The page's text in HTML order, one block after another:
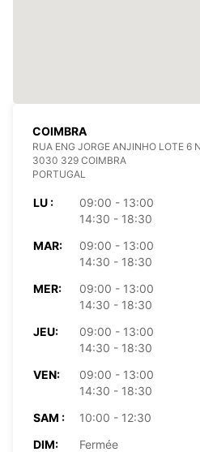
COIMBRA
RUA ENG JORGE ANJINHO LOTE 6
3030 329 COIMBRA
PORTUGAL
LU :
09:00 - 13:00
14:30 - 18:30
MAR:
09:00 - 13:00
14:30 - 18:30
MER:
09:00 - 13:00
14:30 - 18:30
JEU:
09:00 - 13:00
14:30 - 18:30
VEN:
09:00 - 13:00
14:30 - 18:30
SAM :
10:00 - 12:30
DIM:
Fermée